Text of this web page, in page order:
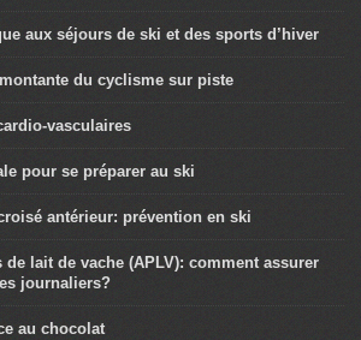
aux séjours de ski et des sports d’hiver
du cyclisme sur piste
vasculaires
pour se préparer au ski
antérieur: prévention en ski
lait de vache (APLV): comment assurer
journaliers?
au chocolat